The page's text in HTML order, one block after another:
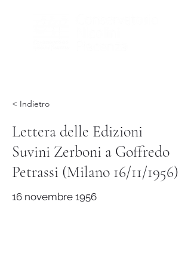
< Indietro
Lettera delle Edizioni
Suvini Zerboni a Goffredo
Petrassi (Milano 16/11/1956)
16 novembre 1956